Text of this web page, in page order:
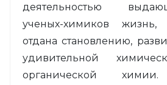
деятельностью
ученых-химиков
отдана становлению,
удивительной
органической химии.